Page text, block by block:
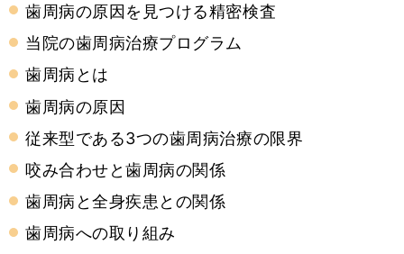
歯周病の原因を見つける精密検査
当院の歯周病治療プログラム
歯周病とは
歯周病の原因
従来型である3つの歯周病治療の限界
咬み合わせと歯周病の関係
歯周病と全身疾患との関係
歯周病への取り組み